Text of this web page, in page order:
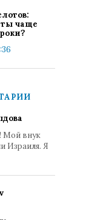
чаще
Мой внук
Израиля. Я